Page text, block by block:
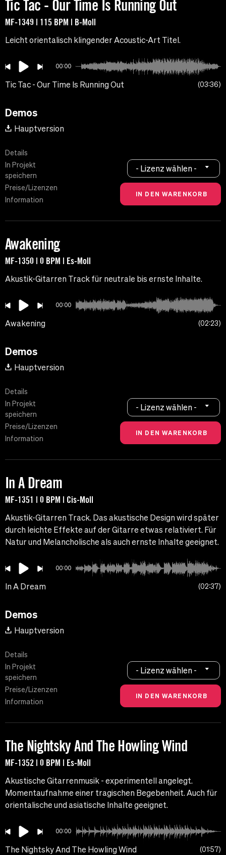
Tic Tac - Our Time Is Running Out
MF-1349 | 115 BPM | B-Moll
Leicht orientalisch klingender Acoustic-Art Titel.
00:00
Tic Tac - Our Time Is Running Out 03:36
Demos
Hauptversion
Details
In Projekt
speichern
Preise/Lizenzen
Information
- Lizenz wählen -
Awakening
MF-1350 | 0 BPM | Es-Moll
Akustik-Gitarren Track für neutrale bis ernste Inhalte.
00:00
Awakening 02:23
Demos
Hauptversion
Details
In Projekt
speichern
Preise/Lizenzen
Information
- Lizenz wählen -
In A Dream
MF-1351 | 0 BPM | Cis-Moll
Akustik-Gitarren Track. Das akustische Design wird später
durch leichte Effekte auf der Gitarre etwas relativiert. Für
Natur und Melancholische als auch ernste Inhalte geeignet.
00:00
In A Dream 02:37
Demos
Hauptversion
Details
In Projekt
speichern
Preise/Lizenzen
Information
- Lizenz wählen -
The Nightsky And The Howling Wind
MF-1352 | 0 BPM | Es-Moll
Akustische Gitarrenmusik - experimentell angelegt.
Momentaufnahme einer tragischen Begebenheit. Auch für
orientalische und asiatische Inhalte geeignet.
00:00
The Nightsky And The Howling Wind 01:57